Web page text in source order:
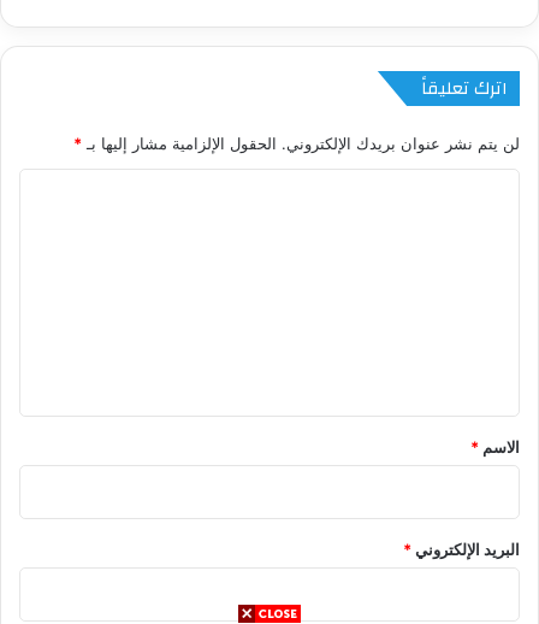
اترك تعليقاً
لن يتم نشر عنوان بريدك الإلكتروني. الحقول الإلزامية مشار إليها بـ *
*
الاسم *
البريد الإلكتروني*